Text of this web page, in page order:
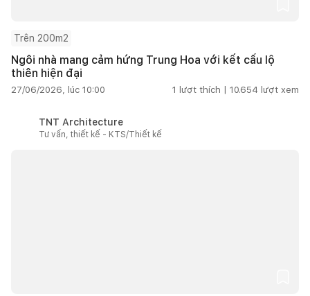
Trên 200m2
Ngôi nhà mang cảm hứng Trung Hoa với kết cấu lộ
thiên hiện đại
27/06/2026, lúc 10:00 1 lượt thích | 10.654 lượt xem
TNT Architecture
Tư vấn, thiết kế - KTS/Thiết kế